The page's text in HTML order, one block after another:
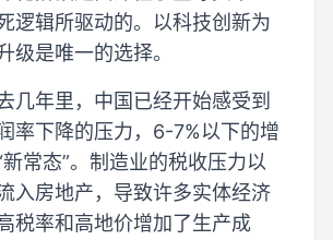
逻辑所驱动的。以科技创新为
级是唯一的选择。
几年里，中国已经开始感受到
率下降的压力，6-7%以下的增
常态”。制造业的税收压力以
入房地产，导致许多实体经济
税率和高地价增加了生产成